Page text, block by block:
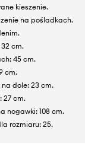
kieszenie.
na pośladkach.
cm.
45 cm.
cm.
dole: 23 cm.
27 cm.
nogawki: 108 cm.
rozmiaru: 25.